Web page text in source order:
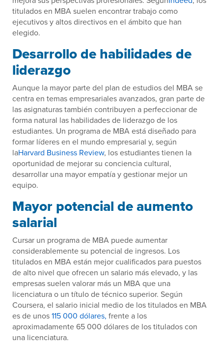
titulados en MBA suelen encontrar trabajo como
ejecutivos y altos directivos en el ámbito que han
elegido.
Desarrollo de habilidades de
liderazgo
Aunque la mayor parte del plan de estudios del MBA se
centra en temas empresariales avanzados, gran parte de
las asignaturas también contribuyen a perfeccionar de
forma natural las habilidades de liderazgo de los
estudiantes. Un programa de MBA está diseñado para
formar líderes en el mundo empresarial y, según
laHarvard Business Review, los estudiantes tienen la
oportunidad de mejorar su conciencia cultural,
desarrollar una mayor empatía y gestionar mejor un
equipo.
Mayor potencial de aumento
salarial
Cursar un programa de MBA puede aumentar
considerablemente su potencial de ingresos. Los
titulados en MBA están mejor cualificados para puestos
de alto nivel que ofrecen un salario más elevado, y las
empresas suelen valorar más un MBA que una
licenciatura o un título de técnico superior. Según
Coursera, el salario inicial medio de los titulados en MBA
es de unos115 000 dólares, frente a los
aproximadamente 65 000 dólares de los titulados con
una licenciatura.